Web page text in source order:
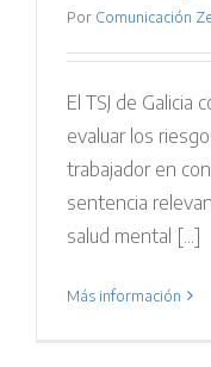
Por Comunicación
El TSJ de Galicia
evaluar los
trabajador en
sentencia
salud mental [...]
Más información